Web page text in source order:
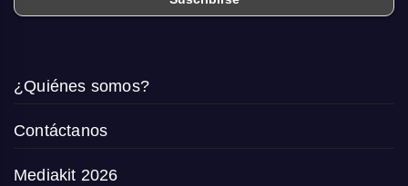
¿Quiénes somos?
Contáctanos
Mediakit 2026